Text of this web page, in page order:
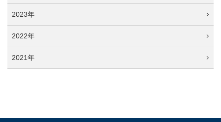
2023年
2022年
2021年